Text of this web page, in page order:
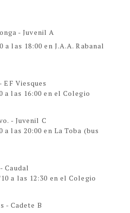
- Juvenil A
a las 18:00 en J.A.A. Rabanal
EF Viesques
a las 16:00 en el Colegio
- Juvenil C
a las 20:00 en La Toba (bus
Caudal
a las 12:30 en el Colegio
- Cadete B